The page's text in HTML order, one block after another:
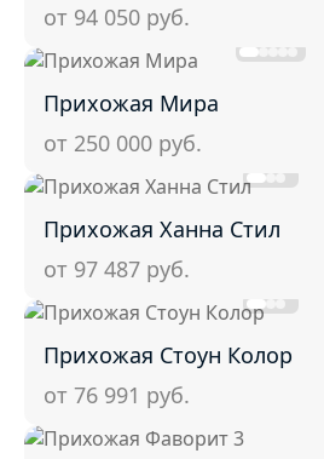
от 94 050 руб.
Прихожая Мира
от 250 000 руб.
Прихожая Ханна Стил
от 97 487 руб.
Прихожая Стоун Колор
от 76 991 руб.